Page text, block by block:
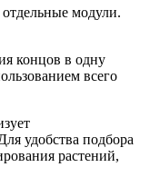
модули.
концов в одну
всего
удобства подбора
растений,